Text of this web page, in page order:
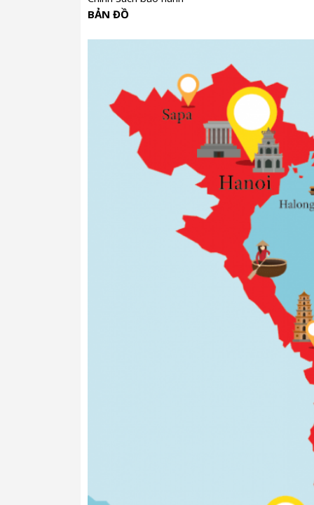
Màn hình LED cảm ứng hiển thị nhiệt
dễ dàng. Ngoài ra, với thiết kế vượt
BẢN ĐỒ